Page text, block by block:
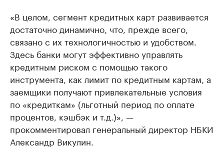
«В целом, сегмент кредитных карт развивается
достаточно динамично, что, прежде всего,
связано с их технологичностью и удобством.
Здесь банки могут эффективно управлять
кредитным риском с помощью такого
инструмента, как лимит по кредитным картам, а
заемщики получают привлекательные условия
по «кредиткам» (льготный период по оплате
процентов, кэшбэк и т.д.)», —
прокомментировал генеральный директор НБКИ
Александр Викулин.